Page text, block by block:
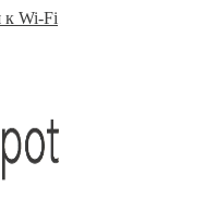
к Wi-Fi